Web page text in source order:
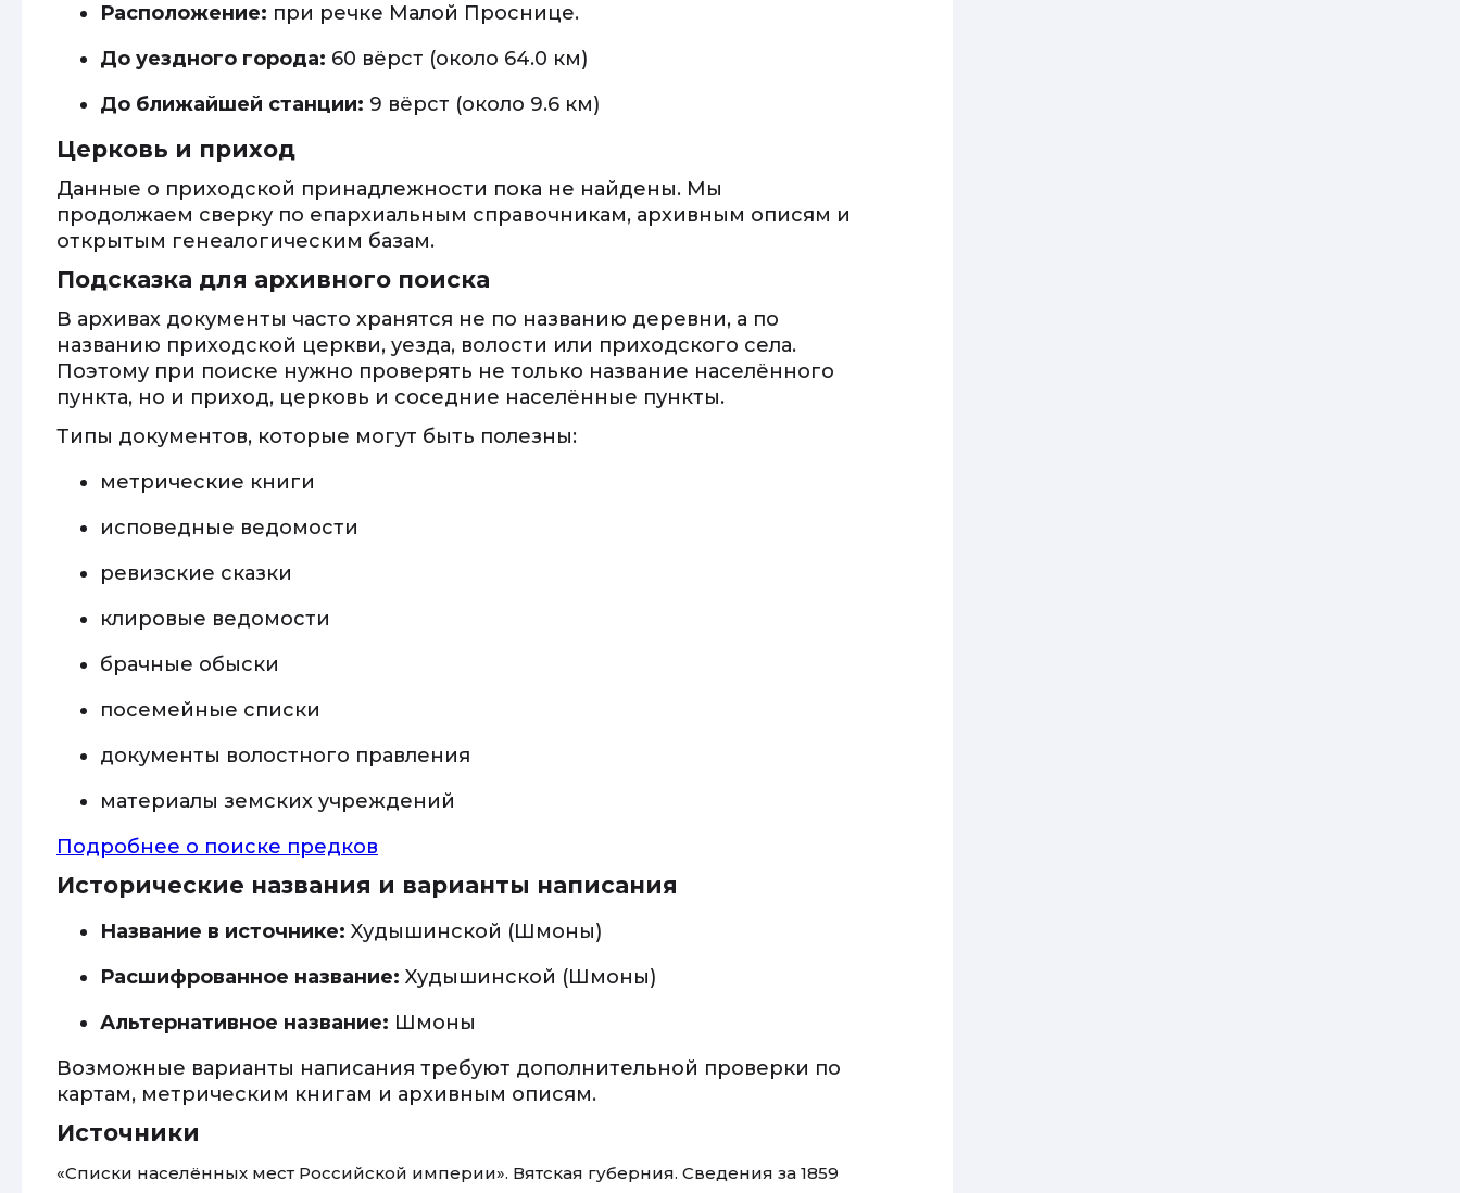
Расположение: при речке Малой Проснице.
До уездного города: 60 вёрст (около 64.0 км)
До ближайшей станции: 9 вёрст (около 9.6 км)
Церковь и приход
Данные о приходской принадлежности пока не найдены. Мы
продолжаем сверку по епархиальным справочникам, архивным описям и
открытым генеалогическим базам.
Подсказка для архивного поиска
В архивах документы часто хранятся не по названию деревни, а по
названию приходской церкви, уезда, волости или приходского села.
Поэтому при поиске нужно проверять не только название населённого
пункта, но и приход, церковь и соседние населённые пункты.
Типы документов, которые могут быть полезны:
метрические книги
исповедные ведомости
ревизские сказки
клировые ведомости
брачные обыски
посемейные списки
документы волостного правления
материалы земских учреждений
Подробнее о поиске предков
Исторические названия и варианты написания
Название в источнике: Xудышинской (Шмоны)
Расшифрованное название: Xудышинской (Шмоны)
Альтернативное название: Шмоны
Возможные варианты написания требуют дополнительной проверки по
картам, метрическим книгам и архивным описям.
Источники
«Списки населённых мест Российской империи». Вятская губерния. Сведения за 1859